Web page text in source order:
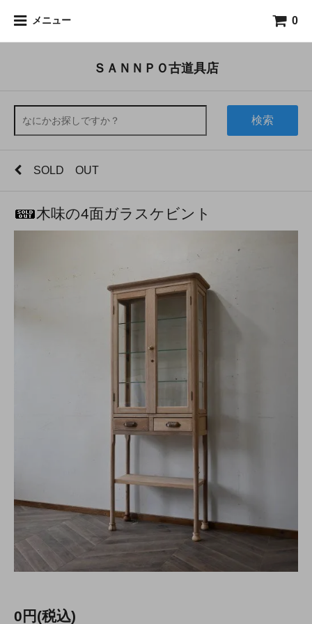
メニュー 0
ＳＡＮＮＰＯ古道具店
検索
SOLD OUT
木味の4面ガラスケビント
0円(税込)